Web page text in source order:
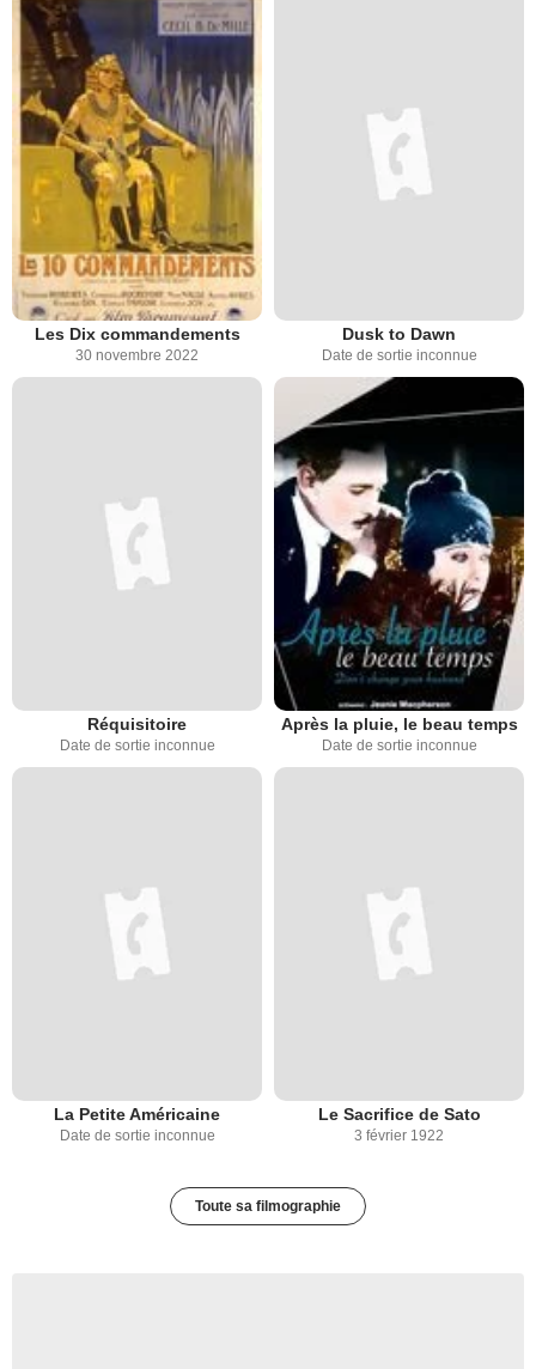
Les Dix commandements
30 novembre 2022
Dusk to Dawn
Date de sortie inconnue
Réquisitoire
Date de sortie inconnue
Après la pluie, le beau temps
Date de sortie inconnue
La Petite Américaine
Date de sortie inconnue
Le Sacrifice de Sato
3 février 1922
Toute sa filmographie